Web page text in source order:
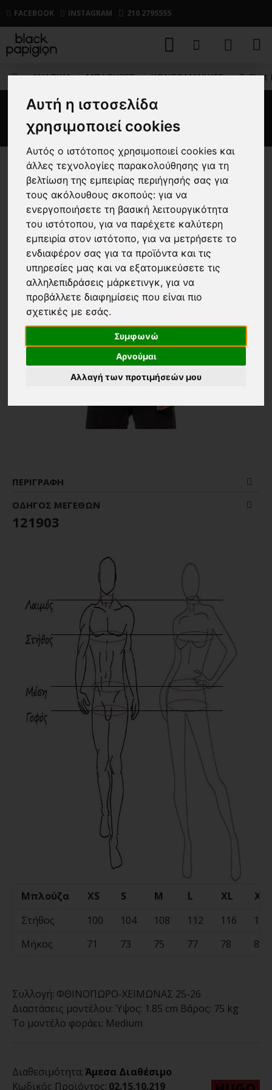
Αυτή η ιστοσελίδα
χρησιμοποιεί cookies
Αυτός ο ιστότοπος χρησιμοποιεί cookies και
άλλες τεχνολογίες παρακολούθησης για τη
βελτίωση της εμπειρίας περιήγησής σας για
τους ακόλουθους σκοπούς:για να
ενεργοποιήσετε τη βασική λειτουργικότητα
του ιστότοπου,για να παρέχετε καλύτερη
εμπειρία στον ιστότοπο,για να μετρήσετε το
ενδιαφέρον σας για τα προϊόντα και τις
υπηρεσίες μας και να εξατομικεύσετε τις
αλληλεπιδράσεις μάρκετινγκ,για να
προβάλλετε διαφημίσεις που είναι πιο
σχετικές με εσάς.
Συμφωνώ
Αρνούμαι
Αλλαγή των προτιμήσεών μου
FACEBOOK INSTAGRAM 210 2795555
ΑΝΔΡΙΚΑ ΜΠΛΟΥΖΕΣ ΚΟΝΤΟΜΑΝΙΚΕΣ T-Shirt
T-Shirt Hugo πράσινο
ΠΕΡΙΓΡΑΦΉ
ΟΔΗΓΌΣ ΜΕΓΕΘΏΝ
121903
Μπλούζα XS S M L XL
Στήθος
100 104 108 112 116
120
Μήκος
71 73 75 77 78 80
Συλλογή: ΦΘΙΝΟΠΩΡΟ-ΧΕΙΜΩΝΑΣ 25-26
Διαστάσεις μοντέλου: Ύψος: 1.85 cm Βάρος: 75 kg
Το μοντέλο φοράει: Medium
Διαθεσιμότητα:Άμεσα Διαθέσιμο
Κωδικός Προϊόντος: 02.15.10.219